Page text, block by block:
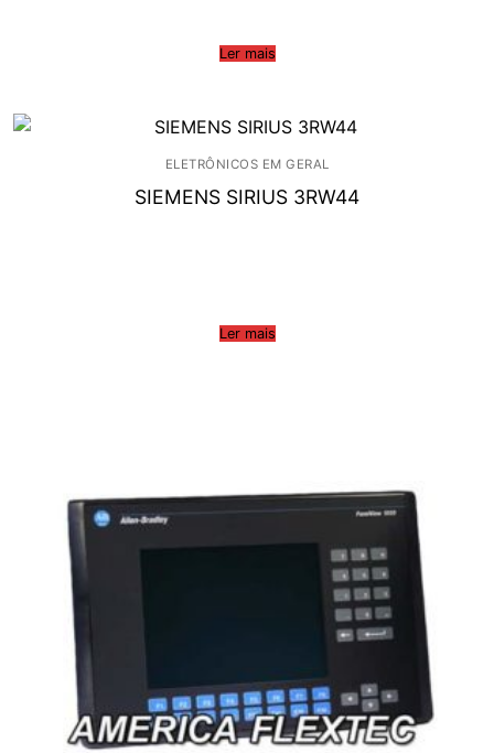
Ler mais
ELETRÔNICOS EM GERAL
SIEMENS SIRIUS 3RW44
Ler mais